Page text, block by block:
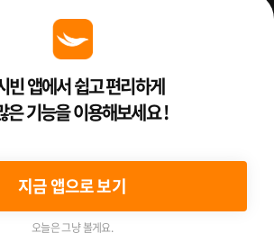
빈 앱에서 쉽고 편리하게
은 기능을 이용해보세요 !
지금 앱으로 보기
오늘은 그냥 볼게요.